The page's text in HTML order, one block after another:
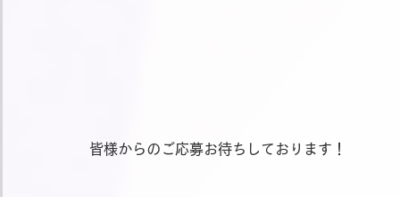
皆様からのご応募お待ちしております！